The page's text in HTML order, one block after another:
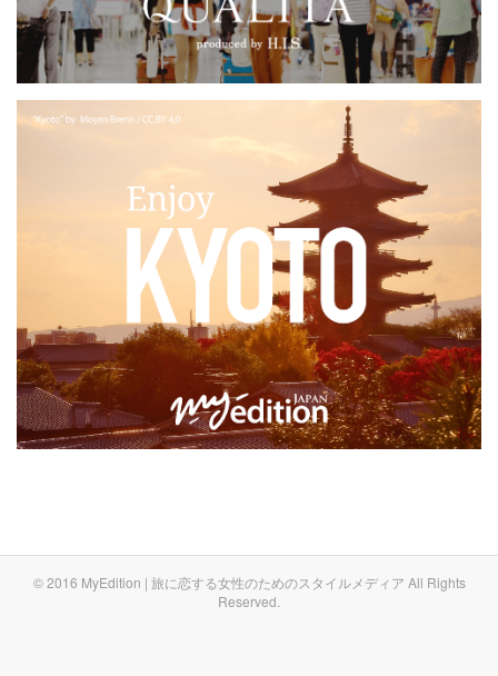
© 2016 MyEdition | 旅に恋する女性のためのスタイルメディア All Rights
Reserved.